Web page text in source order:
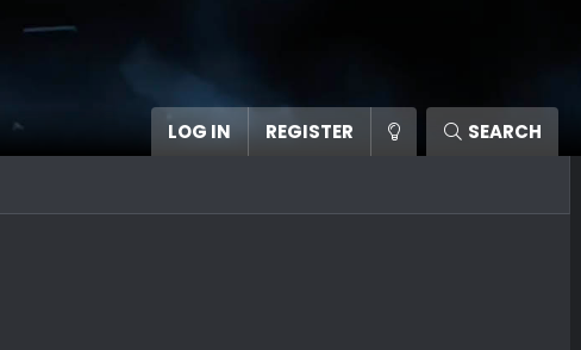
LOG IN REGISTER SEARCH